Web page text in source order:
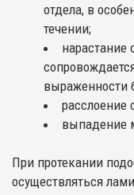
отдела, в
течении;
выраженности
расслоение
выпадение
При протекании
осуществляться